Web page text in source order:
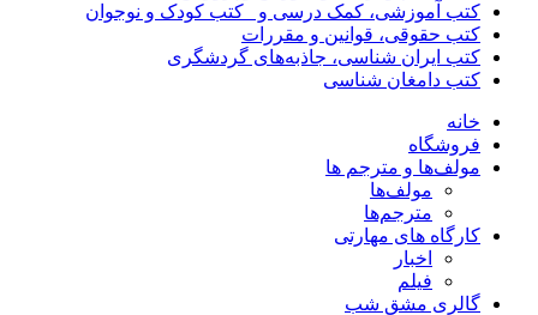
کتب آموزشی، کمک درسی و _کتب کودک و نوجوان
کتب حقوقی، قوانین و مقررات
کتب ایران شناسی، جاذبه‌های گردشگری
کتب دامغان شناسی
خانه
فروشگاه
مولف‌ها و مترجم ها
مولف‌ها
مترجم‌ها
کارگاه های مهارتی
اخبار
فیلم
گالری مشق شب